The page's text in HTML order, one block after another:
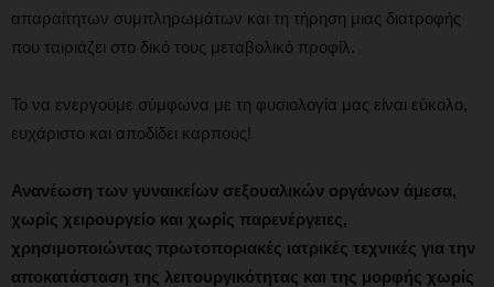
απαραίτητων συμπληρωμάτων και τη τήρηση μιας διατροφής
που ταιριάζει στο δικό τους μεταβολικό προφίλ.
Το να ενεργούμε σύμφωνα με τη φυσιολογία μας είναι εύκολο,
ευχάριστο και αποδίδει καρπούς!
Ανανέωση των γυναικείων σεξουαλικών οργάνων άμεσα,
χωρίς χειρουργείο και χωρίς παρενέργειες,
χρησιμοποιώντας πρωτοποριακές ιατρικές τεχνικές για την
αποκατάσταση της λειτουργικότητας και της μορφής χωρίς